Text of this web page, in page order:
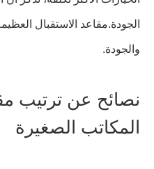
الجودة.مقاعد الاستقبال
والجودة.
نصائح عن ترتيب
المكاتب الصغيرة